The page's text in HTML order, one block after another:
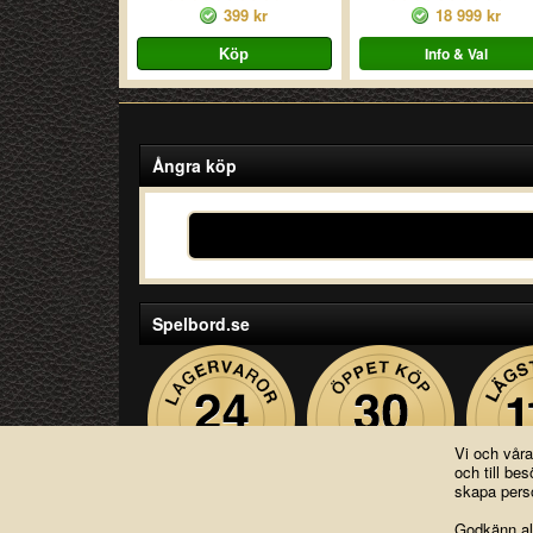
Vi och
och till
skapa
399 kr 18 999 kr
Info & Val
Ångra köp
Spelbord.se